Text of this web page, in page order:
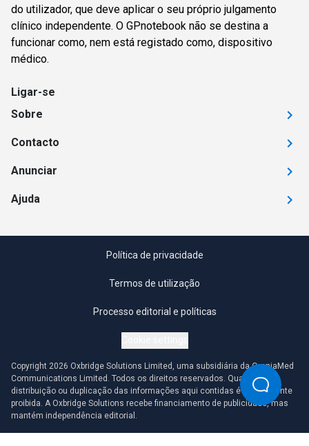
do utilizador, que deve aplicar o seu próprio julgamento
clínico independente. O GPnotebook não se destina a
funcionar como, nem está registado como, dispositivo
médico.
Ligar-se
Sobre
Contacto
Anunciar
Ajuda
Política de privacidade
Termos de utilização
Processo editorial e políticas
Copyright 2026 Oxbridge Solutions Limited, uma subsidiária da OmniaMed
Communications Limited. Todos os direitos reservados. Qualquer
distribuição ou duplicação das informações aqui contidas é estritamente
proibida. A Oxbridge Solutions recebe financiamento de publicidade, mas
mantém independência editorial.